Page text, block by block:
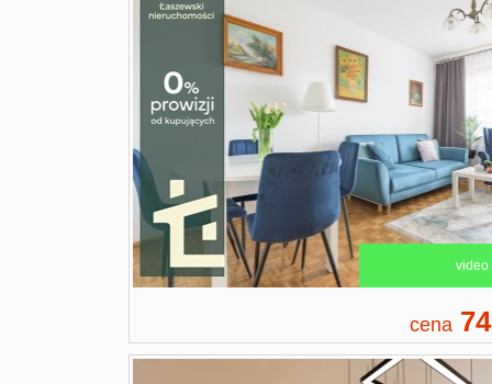
video
cena